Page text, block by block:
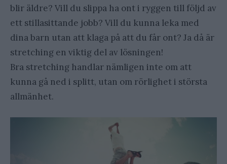
blir äldre? Vill du slippa ha ont i ryggen till följd av
ett stillasittande jobb? Vill du kunna leka med
dina barn utan att klaga på att du får ont? Ja då är
stretching en viktig del av lösningen!
Bra stretching handlar nämligen inte om att
kunna gå ned i splitt, utan om rörlighet i största
allmänhet.